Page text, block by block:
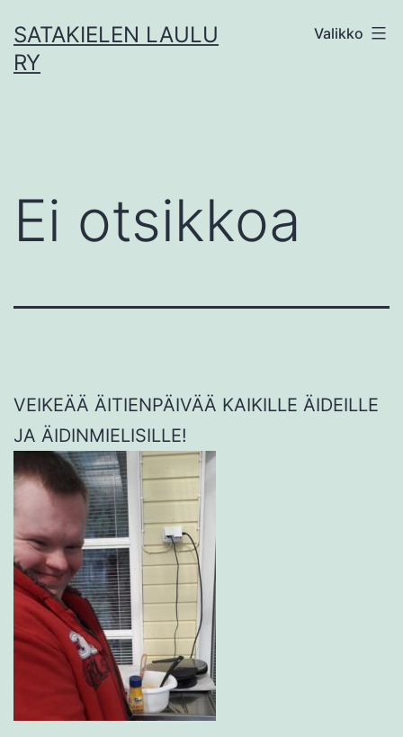
sisältöön
SATAKIELEN LAULU
RY
Valikko
Ei otsikkoa
VEIKEÄÄ ÄITIENPÄIVÄÄ KAIKILLE ÄIDEILLE
JA ÄIDINMIELISILLE!